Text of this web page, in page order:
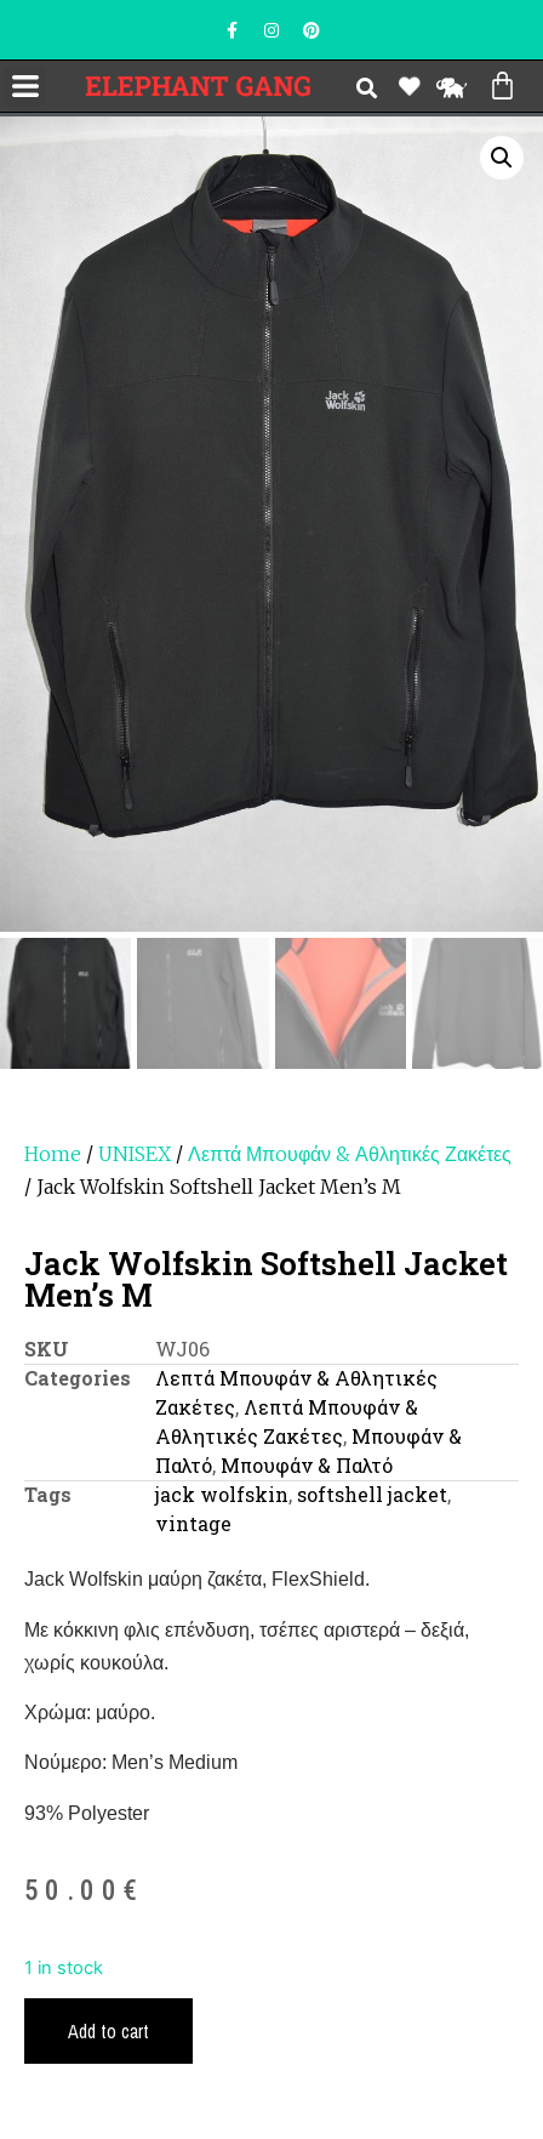
Home / UNISEX/ Λεπτά Μπoυφάν & Αθλητικές Ζακέτες
/ Jack Wolfskin Softshell Jacket Men’s M
Jack Wolfskin Softshell Jacket
Men’s M
SKU
WJ06
Categories
Λεπτά Μπoυφάν & Αθλητικές
Ζακέτες, Λεπτά Μπουφάν &
Αθλητικές Ζακέτες, Μπουφάν &
Παλτό, Μπουφάν & Παλτό
Tags
jack wolfskin, softshell jacket,
vintage
Jack Wolfskin μαύρη ζακέτα, FlexShield.
Με κόκκινη φλις επένδυση, τσέπες αριστερά – δεξιά,
χωρίς κουκούλα.
Χρώμα: μαύρο.
Νούμερο: Men’s Medium
93% Polyester
50.00 €
1 in stock
Add to cart